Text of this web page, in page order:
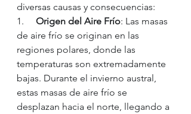
diversas causas y consecuencias:
1. Origen del Aire Frío: Las masas
de aire frío se originan en las
regiones polares, donde las
temperaturas son extremadamente
bajas. Durante el invierno austral,
estas masas de aire frío se
desplazan hacia el norte, llegando a